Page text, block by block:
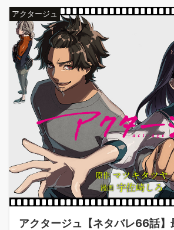
アクタージュ
アクタージュ【ネタバレ66話】